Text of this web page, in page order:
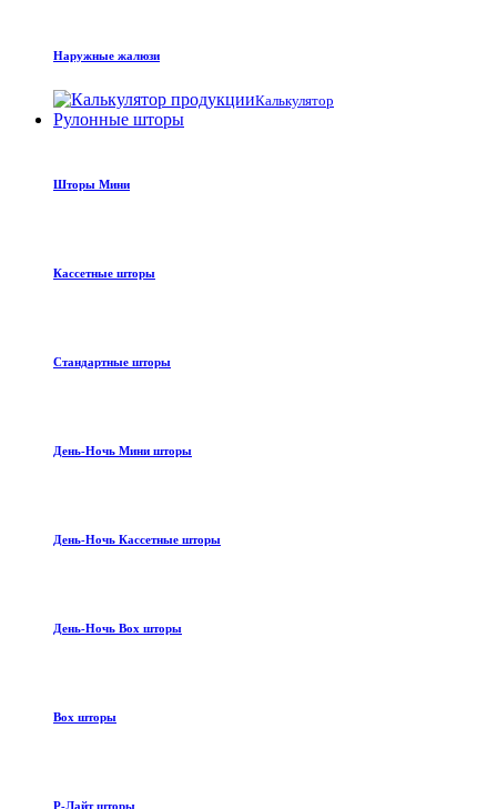
Наружные жалюзи
Калькулятор
Рулонные шторы
Шторы Мини
Кассетные шторы
Стандартные шторы
День-Ночь Мини шторы
День-Ночь Кассетные шторы
День-Ночь Box шторы
Box шторы
Р-Лайт шторы